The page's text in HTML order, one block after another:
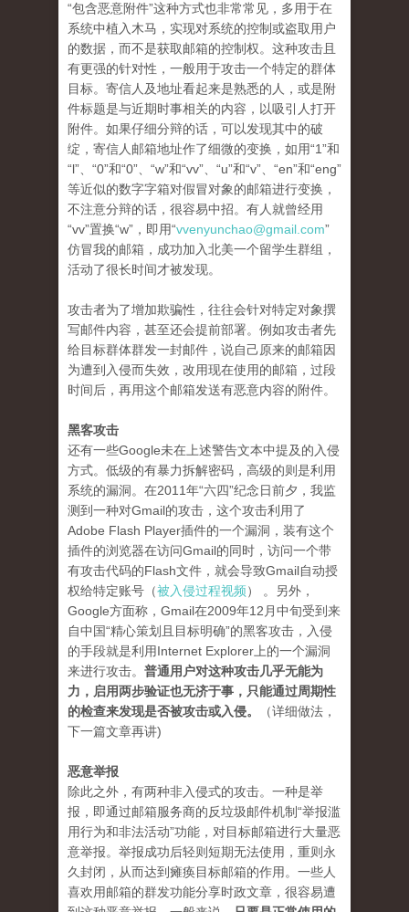
“包含恶意附件”这种方式也非常常见，多用于在
系统中植入木马，实现对系统的控制或盗取用户
的数据，而不是获取邮箱的控制权。这种攻击且
有更强的针对性，一般用于攻击一个特定的群体
目标。寄信人及地址看起来是熟悉的人，或是附
件标题是与近期时事相关的内容，以吸引人打开
附件。如果仔细分辩的话，可以发现其中的破
绽，寄信人邮箱地址作了细微的变换，如用“1”和
“l”、“0”和“0”、“w”和“vv”、“u”和“v”、“en”和“eng”
等近似的数字字箱对假冒对象的邮箱进行变换，
不注意分辩的话，很容易中招。有人就曾经用
“vv”置换“w”，即用“vvenyunchao@gmail.com”
仿冒我的邮箱，成功加入北美一个留学生群组，
活动了很长时间才被发现。
攻击者为了增加欺骗性，往往会针对特定对象撰
写邮件内容，甚至还会提前部署。例如攻击者先
给目标群体群发一封邮件，说自己原来的邮箱因
为遭到入侵而失效，改用现在使用的邮箱，过段
时间后，再用这个邮箱发送有恶意内容的附件。
黑客攻击
还有一些Google未在上述警告文本中提及的入侵
方式。低级的有暴力拆解密码，高级的则是利用
系统的漏洞。在2011年“六四”纪念日前夕，我监
测到一种对Gmail的攻击，这个攻击利用了
Adobe Flash Player插件的一个漏洞，装有这个
插件的浏览器在访问Gmail的同时，访问一个带
有攻击代码的Flash文件，就会导致Gmail自动授
权给特定账号（被入侵过程视频） 。另外，
Google方面称，Gmail在2009年12月中旬受到来
自中国“精心策划且目标明确”的黑客攻击，入侵
的手段就是利用Internet Explorer上的一个漏洞
来进行攻击。 普通用户对这种攻击几乎无能为
力，启用两步验证也无济于事，只能通过周期性
的检查来发现是否被攻击或入侵。
（详细做法，
下一篇文章再讲)
恶意举报
除此之外，有两种非入侵式的攻击。一种是举
报，即通过邮箱服务商的反垃圾邮件机制“举报滥
用行为和非法活动”功能，对目标邮箱进行大量恶
意举报。举报成功后轻则短期无法使用，重则永
久封闭，从而达到瘫痪目标邮箱的作用。一些人
喜欢用邮箱的群发功能分享时政文章，很容易遭